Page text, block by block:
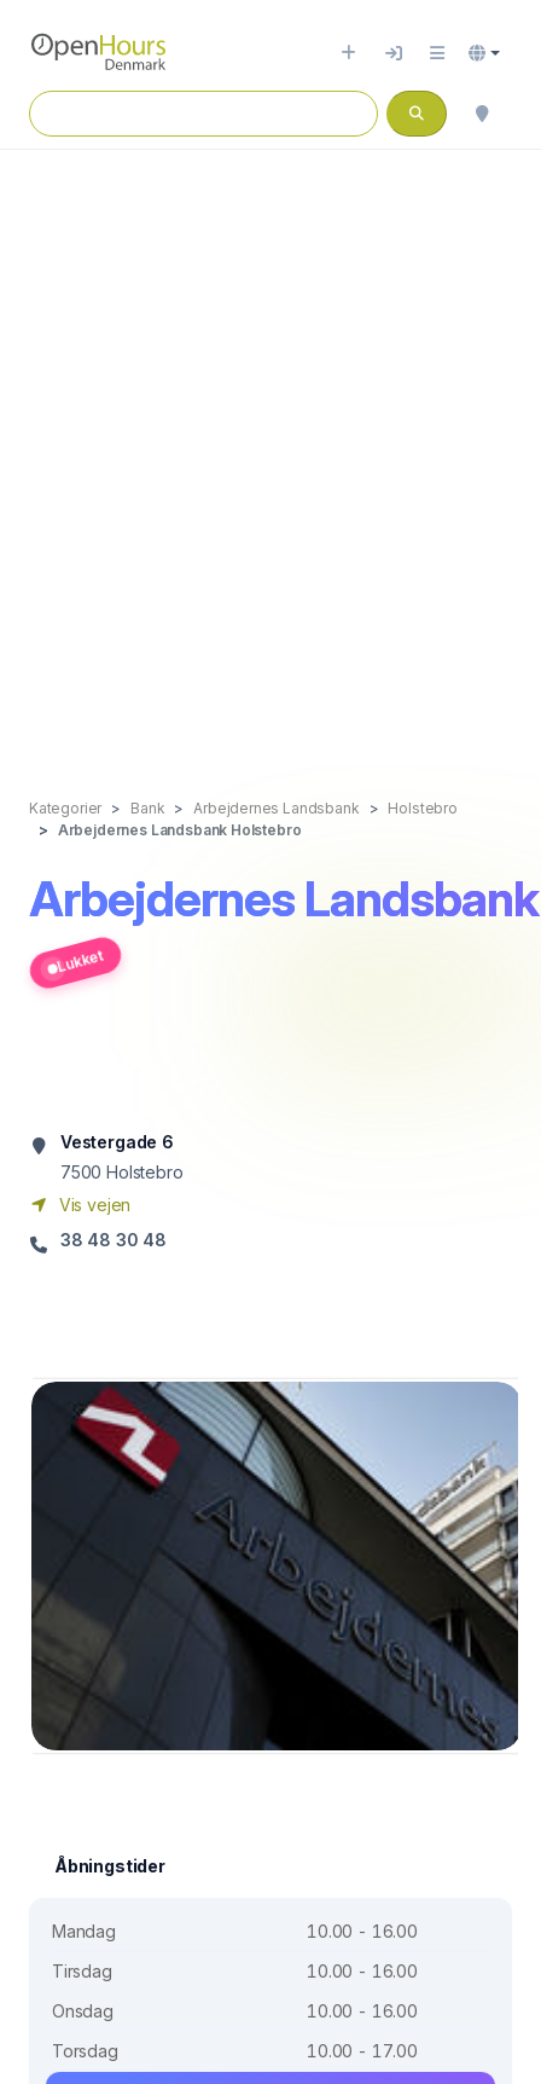
Kategorier Bank Arbejdernes Landsbank
Holstebro
Arbejdernes Landsbank Holstebro
Arbejdernes
Lukket
Vestergade 6
7500 Holstebro
Vis vejen
38 48 30 48
Åbningstider
Mandag
10.00 - 16.00
Tirsdag
10.00 - 16.00
Onsdag
10.00 - 16.00
Torsdag
10.00 - 17.00